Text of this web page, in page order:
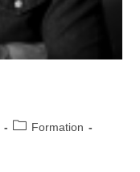
Formation